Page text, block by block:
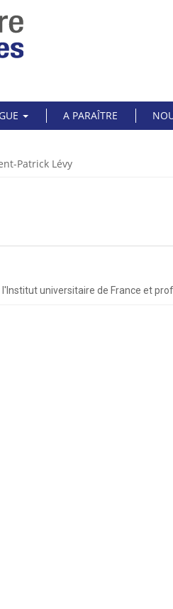
A PARAÎTRE
Patrick Lévy
universitaire de France et